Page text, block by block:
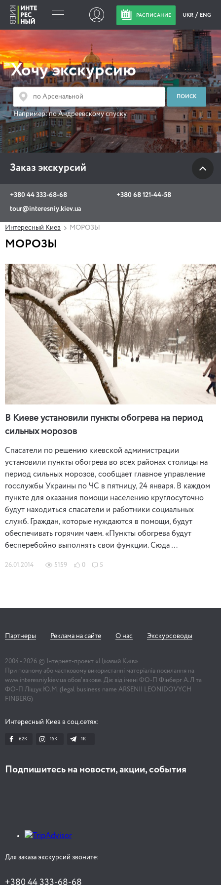
РАСПИСАНИЕ UKR ENG
Хочу экскурсию
Например:по Андреевскому спуску
Заказ экскурсий
+380 44 333-68-68
+380 68 121-44-58
tour@interesniy.kiev.ua
Заказ экскурсий
+380 44 333-68-68
+380 68 121-44-58
tour@interesniy.kiev.ua
с 10.00 до 19:30 ежедневно
Интересный Киев МОРОЗЫ
МОРОЗЫ
В Киеве установили пункты обогрева на период
сильных морозов
Спасатели по решению киевской администрации
установили пункты обогрева во всех районах столицы на
период сильных морозов, сообщает главное управление
госслужбы Украины по ЧС в пятницу, 24 января. В каждом
пункте для оказания помощи населению круглосуточно
будут находиться спасатели и работники социальных
служб. Граждан, которые нуждаются в помощи, будут
обеспечивать горячим чаем. «Пункты обогрева будут
бесперебойно выполнять свои функции. Сюда …
26.01.2014 5159 0 5
Партнеры Реклама на сайте О нас Экскурсоводы
2004 - 2026 © Інтернет-проект «Цікавий Київ»
При повному або частковому використанні матеріалів посилання на
www.interesniy.kiev.ua обов'язкове. Діє від імені ФО-П Фінберг А.Л та
ФО-П Ліщук Ю.М. (legal business name ARSENII LEONIDOVYCH
FINBERG)
Интересный Киев в соц.сетях:
62K 15K 1К
Подпишитесь на новости, акции, события
Для заказа экскурсий звоните:
+380 44 333-68-68